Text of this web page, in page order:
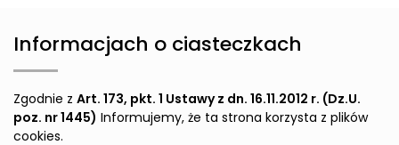
Informacjach o ciasteczkach
Zgodnie z Art. 173, pkt. 1 Ustawy z dn. 16.11.2012 r. (Dz.U.
poz. nr 1445) Informujemy, że ta strona korzysta z plików
cookies.